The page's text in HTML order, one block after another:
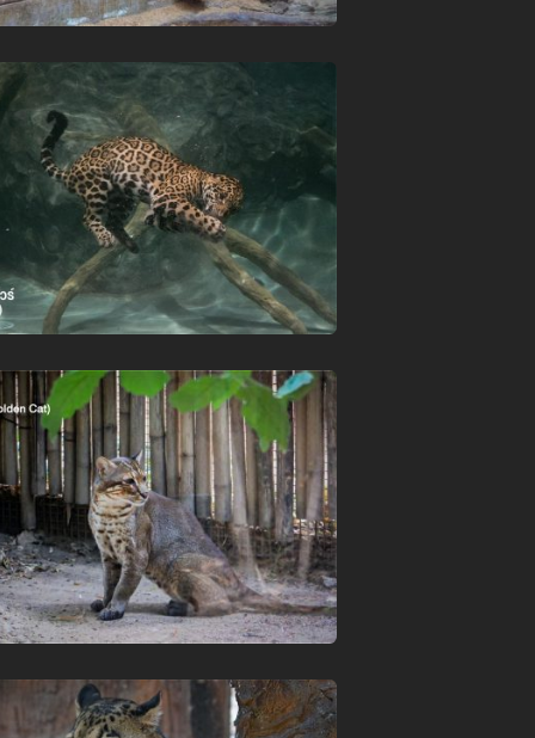
チェンマイ・ナイトサファリ 入園料
ショー・アクティビティ スケジュー
ข้อมูลสัตว์ในเชียงใหม่ไนท์ซาฟารี
求人募集のお知らせ